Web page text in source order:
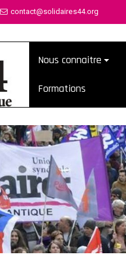
contact@solidaires44.org
Nous connaitre
Formations